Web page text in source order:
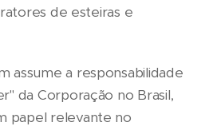
de esteiras e
assume a responsabilidade
da Corporação no Brasil,
papel relevante no